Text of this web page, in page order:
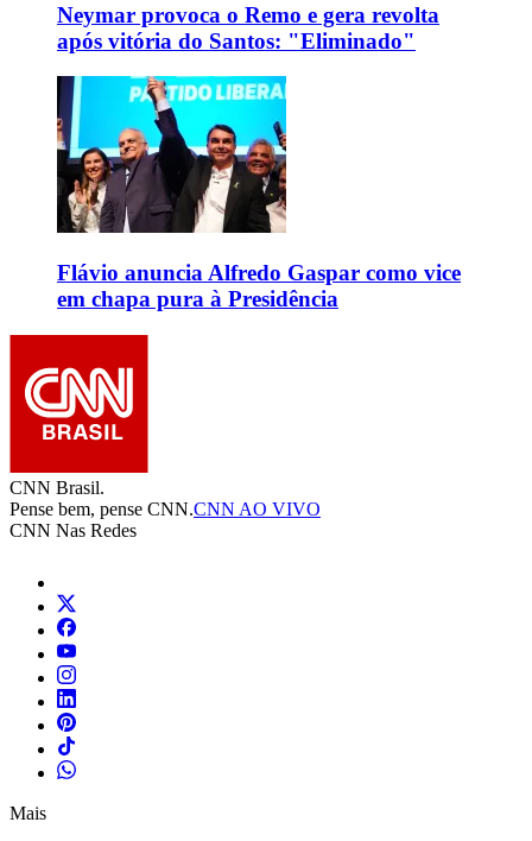
Neymar provoca o Remo e gera revolta
após vitória do Santos: "Eliminado"
Flávio anuncia Alfredo Gaspar como vice
em chapa pura à Presidência
CNN Brasil.
Pense bem, pense CNN.CNN AO VIVO
CNN Nas Redes
Mais